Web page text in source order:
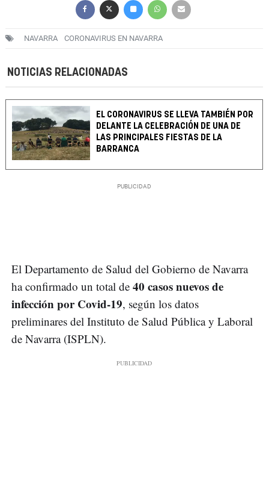
NAVARRA CORONAVIRUS EN NAVARRA
NOTICIAS RELACIONADAS
EL CORONAVIRUS SE LLEVA TAMBIÉN POR
DELANTE LA CELEBRACIÓN DE UNA DE
LAS PRINCIPALES FIESTAS DE LA
BARRANCA
El Departamento de Salud del Gobierno de Navarra
ha confirmado un total de 40 casos nuevos de
infección por Covid-19, según los datos
preliminares del Instituto de Salud Pública y Laboral
de Navarra (ISPLN).